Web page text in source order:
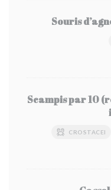
Souris
Scampis par 10
CROSTACEI